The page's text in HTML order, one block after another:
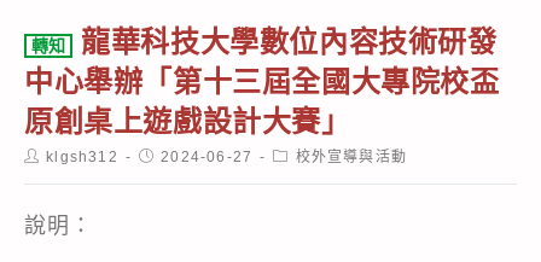
轉知
龍華科技大學數位內容技術研發
中心舉辦「第十三屆全國大專院校盃
原創桌上遊戲設計大賽」
Postklgsh312
Post2024-06-27
Post校外宣導與活動
說明：